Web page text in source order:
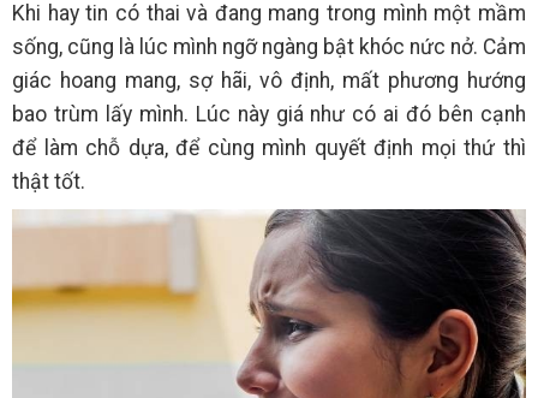
Khi hay tin có thai và đang mang trong mình một mầm
sống, cũng là lúc mình ngỡ ngàng bật khóc nức nở. Cảm
giác hoang mang, sợ hãi, vô định, mất phương hướng
bao trùm lấy mình. Lúc này giá như có ai đó bên cạnh
để làm chỗ dựa, để cùng mình quyết định mọi thứ thì
thật tốt.